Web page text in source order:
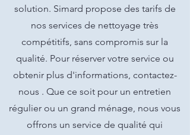
solution. Simard propose des tarifs de
nos services de nettoyage très
compétitifs, sans compromis sur la
qualité. Pour réserver votre service ou
obtenir plus d'informations, contactez-
nous . Que ce soit pour un entretien
régulier ou un grand ménage, nous vous
offrons un service de qualité qui